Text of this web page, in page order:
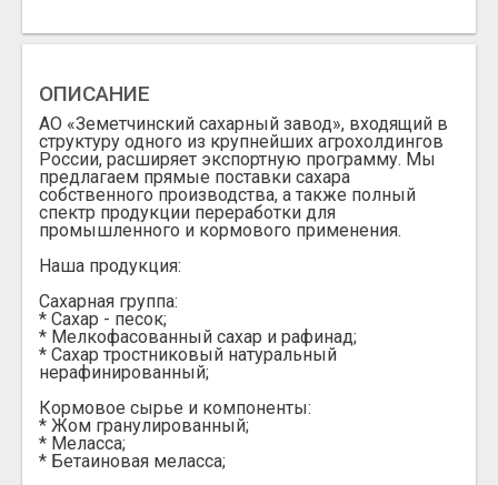
ОПИСАНИЕ
АО «Земетчинский сахарный завод», входящий в
структуру одного из крупнейших агрохолдингов
России, расширяет экспортную программу. Мы
предлагаем прямые поставки сахара
собственного производства, а также полный
спектр продукции переработки для
промышленного и кормового применения.
Наша продукция:
Сахарная группа:
* Сахар - песок;
* Мелкофасованный сахар и рафинад;
* Сахар тростниковый натуральный
нерафинированный;
Кормовое сырье и компоненты:
* Жом гранулированный;
* Меласса;
* Бетаиновая меласса;